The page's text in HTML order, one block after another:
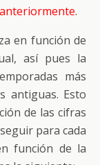
.
en función de
así pues la
más
antiguas. Esto
de las cifras
para cada
función de la